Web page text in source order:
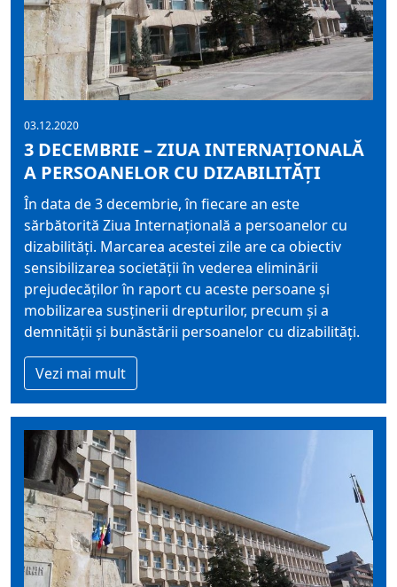
03.12.2020
3 DECEMBRIE – ZIUA INTERNAȚIONALĂ
A PERSOANELOR CU DIZABILITĂȚI
În data de 3 decembrie, în fiecare an este
sărbătorită Ziua Internațională a persoanelor cu
dizabilități. Marcarea acestei zile are ca obiectiv
sensibilizarea societății în vederea eliminării
prejudecăților în raport cu aceste persoane și
mobilizarea susținerii drepturilor, precum și a
demnității și bunăstării persoanelor cu dizabilități.
Vezi mai mult